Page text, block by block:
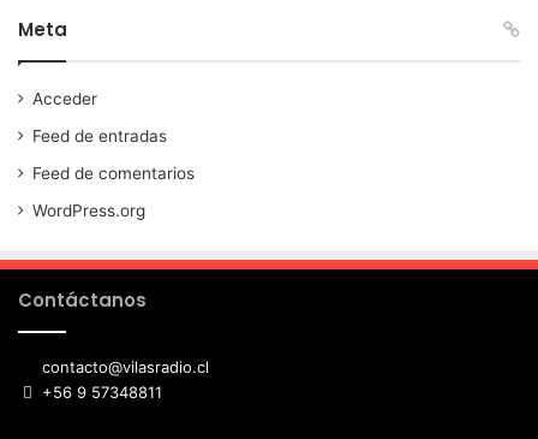
Meta
Acceder
Feed de entradas
Feed de comentarios
WordPress.org
Contáctanos
contacto@vilasradio.cl
+56 9 57348811